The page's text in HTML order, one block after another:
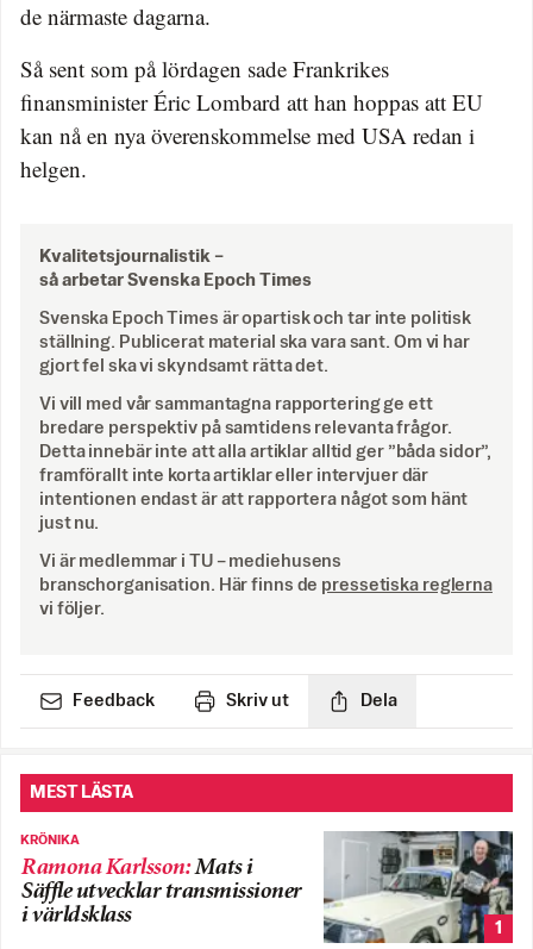
de närmaste dagarna.
Så sent som på lördagen sade Frankrikes
finansminister Éric Lombard att han hoppas att EU
kan nå en nya överenskommelse med USA redan i
helgen.
Kvalitetsjournalistik –
så arbetar Svenska Epoch Times
Svenska Epoch Times är opartisk och tar inte politisk
ställning. Publicerat material ska vara sant. Om vi har
gjort fel ska vi skyndsamt rätta det.
Vi vill med vår sammantagna rapportering ge ett
bredare perspektiv på samtidens relevanta frågor.
Detta innebär inte att alla artiklar alltid ger ”båda sidor”,
framförallt inte korta artiklar eller intervjuer där
intentionen endast är att rapportera något som hänt
just nu.
Vi är medlemmar i TU – mediehusens
branschorganisation. Här finns de pressetiska reglerna
vi följer.
Feedback Skriv ut Dela
MEST LÄSTA
KRÖNIKA
Ramona Karlsson:Mats i
Säffle utvecklar transmissioner
i världsklass
1